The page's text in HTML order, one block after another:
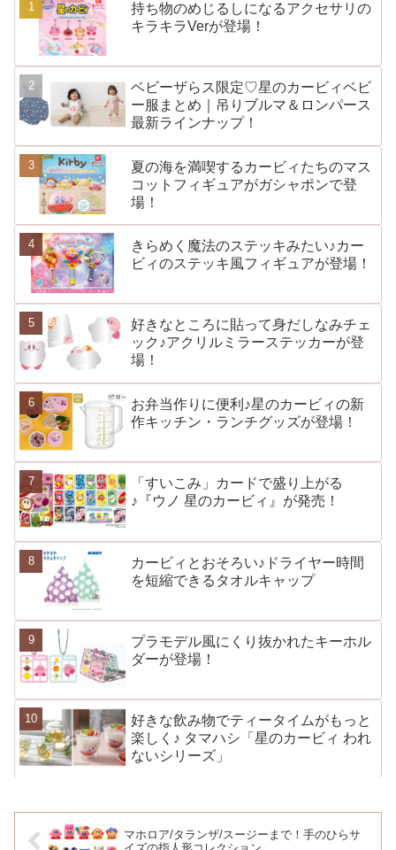
持ち物のめじるしになるアクセサリの
キラキラVerが登場！
ベビーザらス限定♡星のカービィベビ
ー服まとめ｜吊りブルマ＆ロンパース
最新ラインナップ！
夏の海を満喫するカービィたちのマス
コットフィギュアがガシャポンで登
場！
きらめく魔法のステッキみたい♪カー
ビィのステッキ風フィギュアが登場！
好きなところに貼って身だしなみチェ
ック♪アクリルミラーステッカーが登
場！
お弁当作りに便利♪星のカービィの新
作キッチン・ランチグッズが登場！
「すいこみ」カードで盛り上がる
♪『ウノ 星のカービィ』が発売！
カービィとおそろい♪ドライヤー時間
を短縮できるタオルキャップ
プラモデル風にくり抜かれたキーホル
ダーが登場！
好きな飲み物でティータイムがもっと
楽しく♪ タマハシ「星のカービィ われ
ないシリーズ」
マホロア/タランザ/スージーまで！手のひらサ